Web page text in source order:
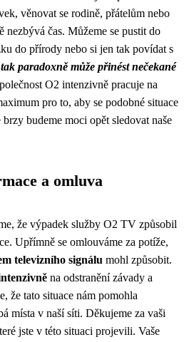
věnovat se rodině, přátelům nebo
nezbývá čas. Můžeme se pustit do
do přírody nebo si jen tak povídat s
paradoxně může přinést nečekané
O2 intenzivně pracuje na
pro to, aby se podobné situace
budeme moci opět sledovat naše
a omluva
že výpadek služby O2 TV způsobil
Upřímně se omlouváme za potíže,
televizního signálu mohl způsobit.
na odstranění závady a
že tato situace nám pomohla
místa v naší síti. Děkujeme za vaši
jste v této situaci projevili. Vaše